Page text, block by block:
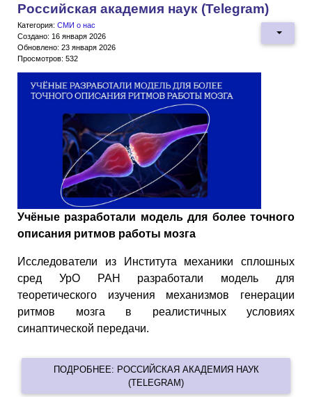
Российская академия наук (Telegram)
Категория: СМИ о нас
Создано: 16 января 2026
Обновлено: 23 января 2026
Просмотров: 532
Учёные разработали модель для более точного
описания ритмов работы мозга
Исследователи из Института механики сплошных
сред УрО РАН разработали модель для
теоретического изучения механизмов генерации
ритмов мозга в реалистичных условиях
синаптической передачи.
ПОДРОБНЕЕ: РОССИЙСКАЯ АКАДЕМИЯ НАУК
(TELEGRAM)